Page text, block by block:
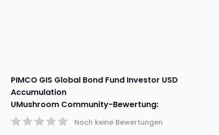
PIMCO GIS Global Bond Fund Investor USD
Accumulation
UMushroom Community-Bewertung:
Noch keine Bewertungen